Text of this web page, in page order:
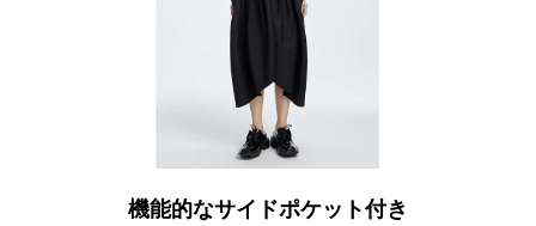
機能的なサイドポケット付き